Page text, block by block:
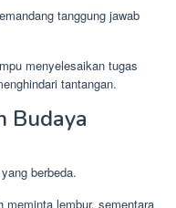
tanggung jawab
menyelesaikan tugas
tantangan.
Budaya
berbeda.
meminta lembur, sementara